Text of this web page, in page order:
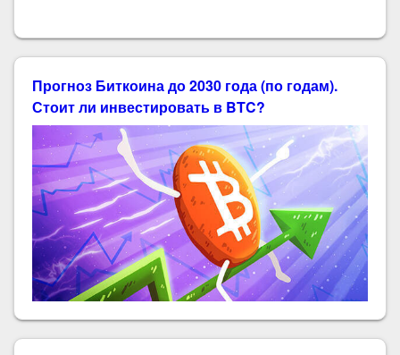
Прогноз Биткоина до 2030 года (по годам).
Стоит ли инвестировать в BTC?